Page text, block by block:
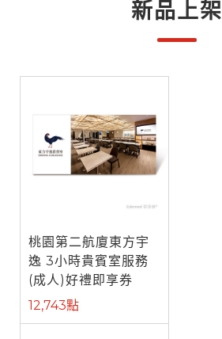
新品上架
桃園第二航廈東方宇
逸 3小時貴賓室服務
(成人)好禮即享券
12,743點